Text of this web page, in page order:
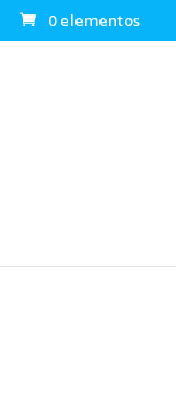
0 elementos